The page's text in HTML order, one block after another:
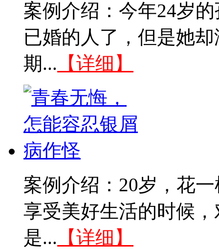
案例介绍：今年24岁
已婚的人了，但是她
期... 【详细】
案例介绍：20岁，花
享受美好生活的时候
是... 【详细】